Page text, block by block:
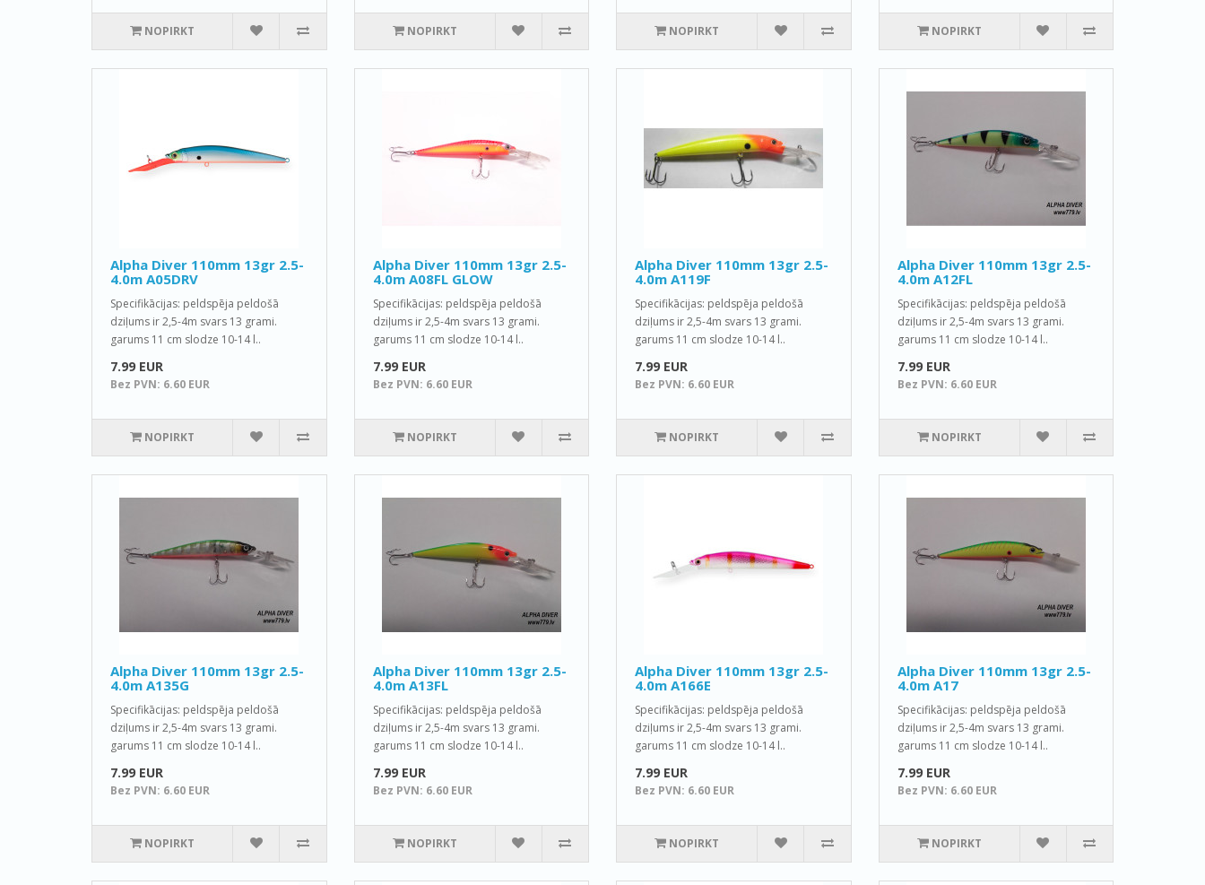
NOPIRKT NOPIRKT NOPIRKT NOPIRKT
Alpha Diver 110mm 13gr 2.5-
4.0m A05DRV
Specifikācijas: peldspēja peldošā
dziļums ir 2,5-4m svars 13 grami.
garums 11 cm slodze 10-14 l..
7.99 EUR
Bez PVN: 6.60 EUR
NOPIRKT
Alpha Diver 110mm 13gr 2.5-
4.0m A08FL GLOW
Specifikācijas: peldspēja peldošā
dziļums ir 2,5-4m svars 13 grami.
garums 11 cm slodze 10-14 l..
7.99 EUR
Bez PVN: 6.60 EUR
NOPIRKT
Alpha Diver 110mm 13gr 2.5-
4.0m A119F
Specifikācijas: peldspēja peldošā
dziļums ir 2,5-4m svars 13 grami.
garums 11 cm slodze 10-14 l..
7.99 EUR
Bez PVN: 6.60 EUR
NOPIRKT
Alpha Diver 110mm 13gr 2.5-
4.0m A12FL
Specifikācijas: peldspēja peldošā
dziļums ir 2,5-4m svars 13 grami.
garums 11 cm slodze 10-14 l..
7.99 EUR
Bez PVN: 6.60 EUR
NOPIRKT
Alpha Diver 110mm 13gr 2.5-
4.0m A135G
Specifikācijas: peldspēja peldošā
dziļums ir 2,5-4m svars 13 grami.
garums 11 cm slodze 10-14 l..
7.99 EUR
Bez PVN: 6.60 EUR
NOPIRKT
Alpha Diver 110mm 13gr 2.5-
4.0m A13FL
Specifikācijas: peldspēja peldošā
dziļums ir 2,5-4m svars 13 grami.
garums 11 cm slodze 10-14 l..
7.99 EUR
Bez PVN: 6.60 EUR
NOPIRKT
Alpha Diver 110mm 13gr 2.5-
4.0m A166E
Specifikācijas: peldspēja peldošā
dziļums ir 2,5-4m svars 13 grami.
garums 11 cm slodze 10-14 l..
7.99 EUR
Bez PVN: 6.60 EUR
NOPIRKT
Alpha Diver 110mm 13gr 2.5-
4.0m A17
Specifikācijas: peldspēja peldošā
dziļums ir 2,5-4m svars 13 grami.
garums 11 cm slodze 10-14 l..
7.99 EUR
Bez PVN: 6.60 EUR
NOPIRKT